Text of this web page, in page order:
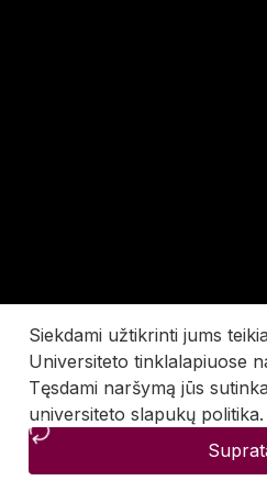
Siekdami užtikrinti jums
Universiteto tinklalapiuose
Tęsdami naršymą jūs
universiteto slapukų politika.